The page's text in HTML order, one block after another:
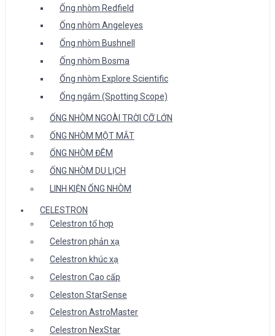
Ống nhòm Redfield
Ống nhòm Angeleyes
Ống nhòm Bushnell
Ống nhòm Bosma
Ống nhòm Explore Scientific
Ống ngắm (Spotting Scope)
ỐNG NHÒM NGOÀI TRỜI CỠ LỚN
ỐNG NHÒM MỘT MẮT
ỐNG NHÒM ĐÊM
ỐNG NHÒM DU LỊCH
LINH KIỆN ỐNG NHÒM
CELESTRON
Celestron tổ hợp
Celestron phản xạ
Celestron khúc xạ
Celestron Cao cấp
Celeston StarSense
Celestron AstroMaster
Celestron NexStar